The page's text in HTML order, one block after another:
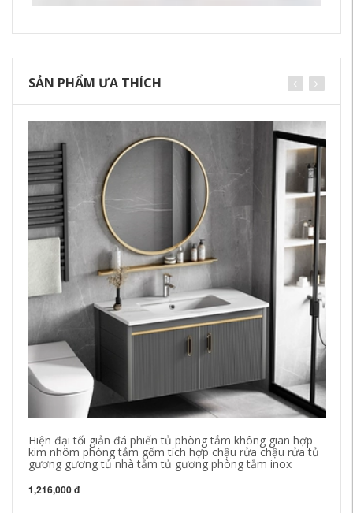
SẢN PHẨM ƯA THÍCH
Hiện đại tối giản đá phiến tủ phòng tắm không gian hợp
kim nhôm phòng tắm gốm tích hợp chậu rửa chậu rửa tủ
gương gương tủ nhà tắm tủ gương phòng tắm inox
1,216,000 đ